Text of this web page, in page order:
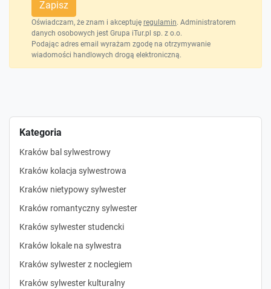
Kategoria
Kraków bal sylwestrowy
Kraków kolacja sylwestrowa
Kraków nietypowy sylwester
Kraków romantyczny sylwester
Kraków sylwester studencki
Kraków lokale na sylwestra
Kraków sylwester z noclegiem
Kraków sylwester kulturalny
Zapisz
Oświadczam, że znam i akceptuję regulamin. Administratorem
danych osobowych jest Grupa iTur.pl sp. z o.o.
Podając adres email wyrażam zgodę na otrzymywanie
wiadomości handlowych drogą elektroniczną.